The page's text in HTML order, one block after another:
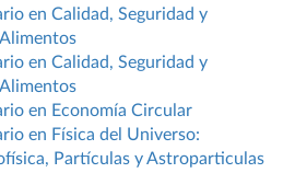
en Calidad, Seguridad y
en Calidad, Seguridad y
en Economía Circular
en Física del Universo:
Partículas y Astroparticulas